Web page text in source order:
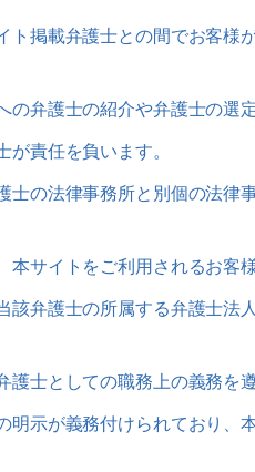
掲載弁護士との間でお客様
弁護士の紹介や弁護士の選
責任を負います。
の法律事務所と別個の法律
サイトをご利用されるお客
弁護士の所属する弁護士法
士としての職務上の義務を遵
示が義務付けられており、